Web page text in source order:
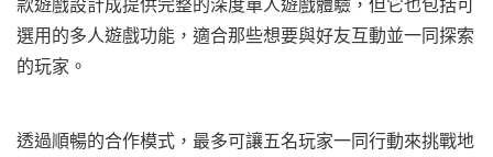
款遊戲設計成提供完整的深度單人遊戲體驗，但它也包括可
選用的多人遊戲功能，適合那些想要與好友互動並一同探索
的玩家。
透過順暢的合作模式，最多可讓五名玩家一同行動來挑戰地